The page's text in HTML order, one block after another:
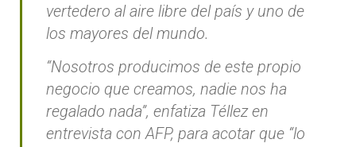
vertedero al aire libre del país y uno de
los mayores del mundo.
“Nosotros producimos de este propio
negocio que creamos, nadie nos ha
regalado nada”, enfatiza Téllez en
entrevista con AFP, para acotar que “lo